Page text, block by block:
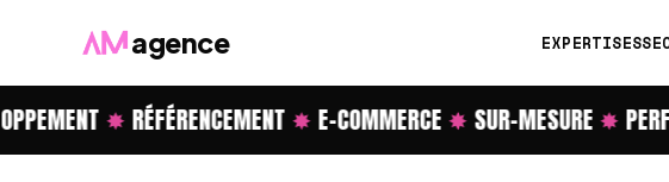
agence EXPERTISES
✸RÉFÉRENCEMENT✸E-COMMERCE✸SUR-MESURE✸